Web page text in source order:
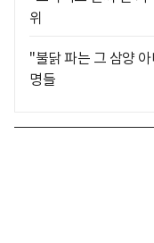
위
"불닭 파는 그 삼양
명들